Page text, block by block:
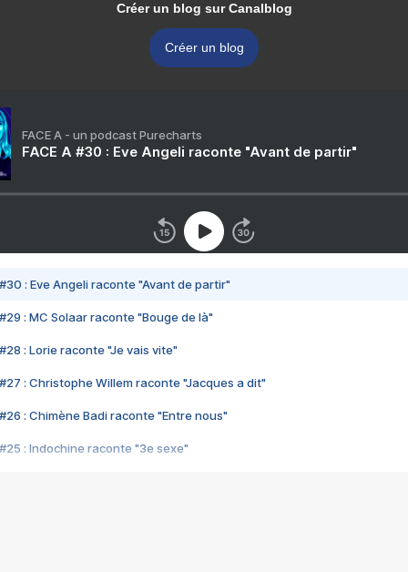
Créer un blog sur Canalblog
Créer un blog
FACE A - un podcast Purecharts
FACE A #30 : Eve Angeli raconte "Avant de partir"
#30 : Eve Angeli raconte "Avant de partir"
#29 : MC Solaar raconte "Bouge de là"
#28 : Lorie raconte "Je vais vite"
#27 : Christophe Willem raconte "Jacques a dit"
#26 : Chimène Badi raconte "Entre nous"
#25 : Indochine raconte "3e sexe"